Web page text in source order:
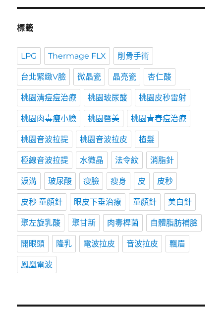
標籤
LPG Thermage FLX 削骨手術
台北緊緻V臉 微晶瓷 晶亮瓷 杏仁酸
桃園清痘痘治療 桃園玻尿酸 桃園皮秒雷射
桃園肉毒瘦小臉 桃園醫美 桃園青春痘治療
桃園音波拉提 桃園音波拉皮 植髮
極線音波拉提 水微晶 法令紋 消脂針
淚溝 玻尿酸 瘦臉 瘦身 皮 皮秒
皮秒 童顏針 眼皮下垂治療 童顏針 美白針
聚左旋乳酸 聚甘新 肉毒桿菌 自體脂肪補臉
開眼頭 隆乳 電波拉皮 音波拉皮 飄眉
鳳凰電波